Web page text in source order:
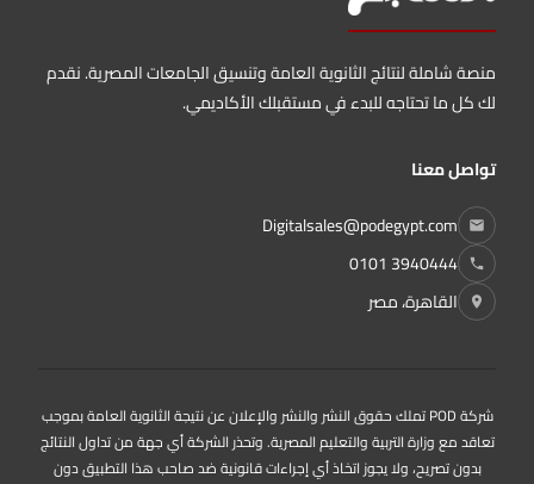
منصة شاملة لنتائج الثانوية العامة وتنسيق الجامعات المصرية. نقدم
لك كل ما تحتاجه للبدء في مستقبلك الأكاديمي.
تواصل معنا
Digitalsales@podegypt.com
0101 3940444
القاهرة، مصر
شركة POD تملك حقوق النشر والنشر والإعلان عن نتيجة الثانوية العامة بموجب
تعاقد مع وزارة التربية والتعليم المصرية. وتحذر الشركة أي جهة من تداول النتائج
بدون تصريح، ولا يجوز اتخاذ أي إجراءات قانونية ضد صاحب هذا التطبيق دون